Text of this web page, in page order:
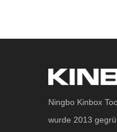
Ningbo Kinbox
wurde 2013